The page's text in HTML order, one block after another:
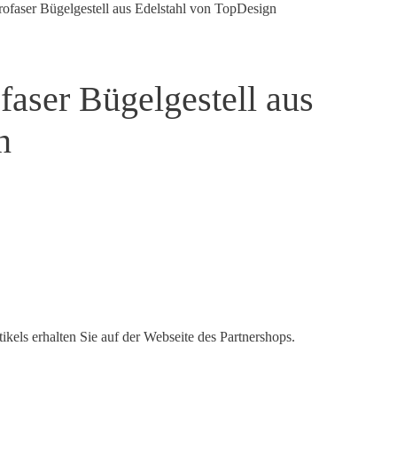
Bügelgestell aus Edelstahl von TopDesign
Bügelgestell aus
erhalten Sie auf der Webseite des Partnershops.